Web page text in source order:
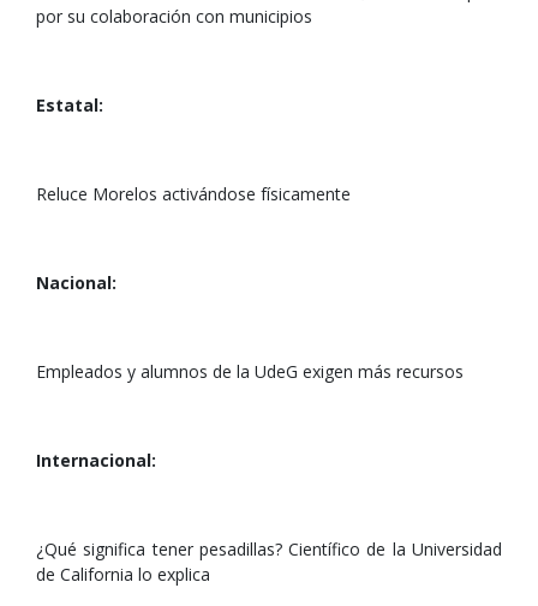
por su colaboración con municipios
Estatal:
Reluce Morelos activándose físicamente
Nacional:
Empleados y alumnos de la UdeG exigen más recursos
Internacional:
¿Qué significa tener pesadillas? Científico de la Universidad
de California lo explica